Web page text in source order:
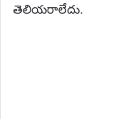
తెలియరాలేదు.